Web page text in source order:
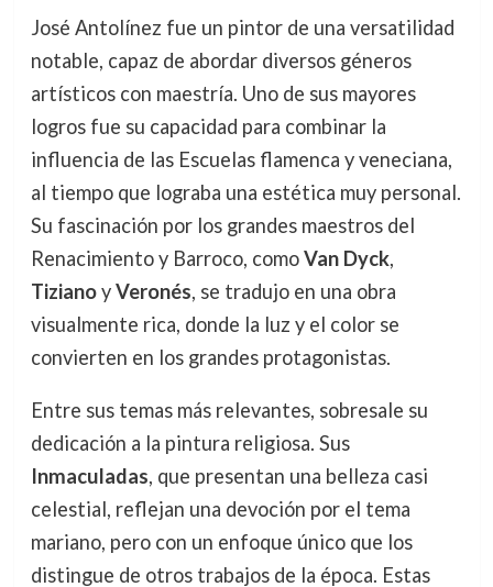
José Antolínez fue un pintor de una versatilidad
notable, capaz de abordar diversos géneros
artísticos con maestría. Uno de sus mayores
logros fue su capacidad para combinar la
influencia de las Escuelas flamenca y veneciana,
al tiempo que lograba una estética muy personal.
Su fascinación por los grandes maestros del
Renacimiento y Barroco, comoVan Dyck,
TizianoyVeronés, se tradujo en una obra
visualmente rica, donde la luz y el color se
convierten en los grandes protagonistas.
Entre sus temas más relevantes, sobresale su
dedicación a la pintura religiosa. Sus
Inmaculadas, que presentan una belleza casi
celestial, reflejan una devoción por el tema
mariano, pero con un enfoque único que los
distingue de otros trabajos de la época. Estas